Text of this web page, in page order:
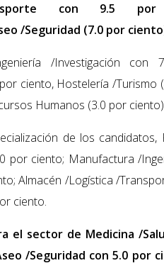
con 9.5
/Seguridad (7.0 por
/Investigación con
ciento, Hostelería /Turismo
Humanos (3.0 por
de los candidatos,
por ciento; Manufactura /
Almacén /Logística /
ciento.
el sector de Medicina /
/Seguridad con 5.0 por